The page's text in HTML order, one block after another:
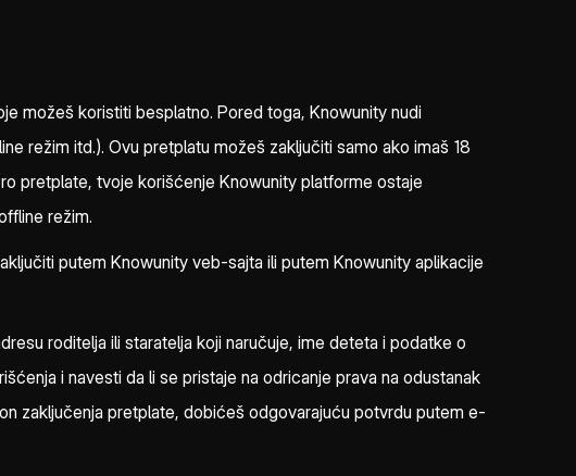
možeš koristiti besplatno. Pored toga, Knowunity nudi
režim itd.). Ovu pretplatu možeš zaključiti samo ako imaš 18
pretplate, tvoje korišćenje Knowunity platforme ostaje
režim.
putem Knowunity veb-sajta ili putem Knowunity aplikacije
roditelja ili staratelja koji naručuje, ime deteta i podatke o
i navesti da li se pristaje na odricanje prava na odustanak
zaključenja pretplate, dobićeš odgovarajuću potvrdu putem e-